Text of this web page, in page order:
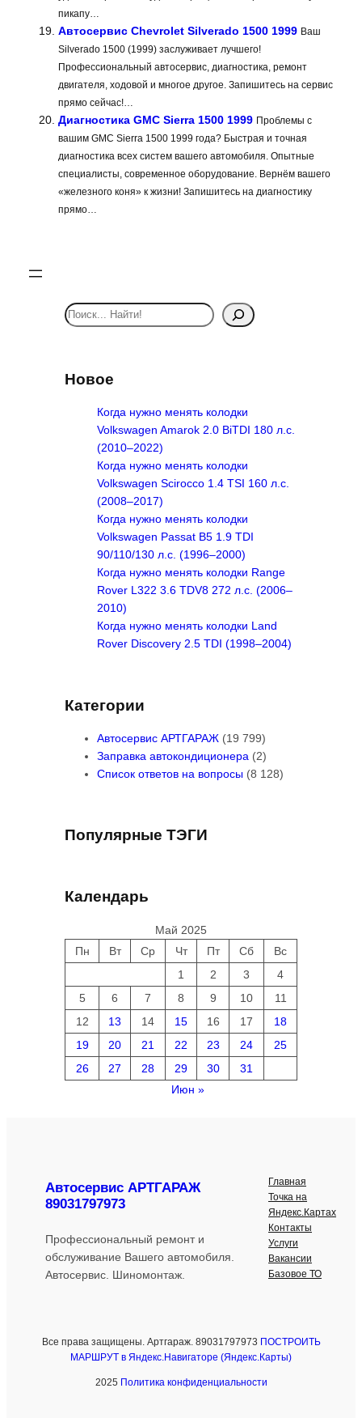
пикапу…
Автосервис Chevrolet Silverado 1500 1999 Ваш
Silverado 1500 (1999) заслуживает лучшего!
Профессиональный автосервис, диагностика, ремонт
двигателя, ходовой и многое другое. Запишитесь на сервис
прямо сейчас!…
Диагностика GMC Sierra 1500 1999 Проблемы с
вашим GMC Sierra 1500 1999 года? Быстрая и точная
диагностика всех систем вашего автомобиля. Опытные
специалисты, современное оборудование. Вернём вашего
«железного коня» к жизни! Запишитесь на диагностику
прямо…
S
e
c
Новое
Когда нужно менять колодки
Volkswagen Amarok 2.0 BiTDI 180 л.с.
(2010–2022)
Когда нужно менять колодки
Volkswagen Scirocco 1.4 TSI 160 л.с.
(2008–2017)
Когда нужно менять колодки
Volkswagen Passat B5 1.9 TDI
90/110/130 л.с. (1996–2000)
Когда нужно менять колодки Range
Rover L322 3.6 TDV8 272 л.с. (2006–
2010)
Когда нужно менять колодки Land
Rover Discovery 2.5 TDI (1998–2004)
Категории
Автосервис АРТГАРАЖ (19 799)
Заправка автокондиционера (2)
Список ответов на вопросы (8 128)
Популярные ТЭГИ
Календарь
Май 2025
Пн
Вт Ср Чт Пт Сб
Вс
1
2 3
4
5
6 7 8 9 10
11
12
13 14 15 16 17
18
19
20 21 22 23 24
25
26
27 28 29 30
31
Июн »
Автосервис АРТГАРАЖ
89031797973
Профессиональный ремонт и
обслуживание Вашего автомобиля.
Автосервис. Шиномонтаж.
Главная
Точка на
Яндекс.Картах
Контакты
Услуги
Вакансии
Базовое ТО
Все права защищены. Артгараж. 89031797973 ПОСТРОИТЬ
МАРШРУТ в Яндекс.Навигаторе (Яндекс.Карты)
2025 Политика конфиденциальности